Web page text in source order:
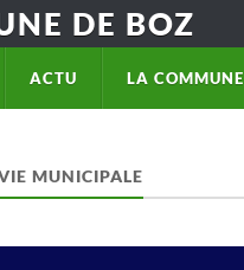
DE BOZ
ACTU LA COMMUNE
MUNICIPALE